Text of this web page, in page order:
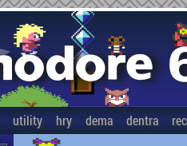
utility hry dema dentra